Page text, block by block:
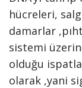
hücreleri,
damarlar
sistemi
olduğu
olarak ,yani